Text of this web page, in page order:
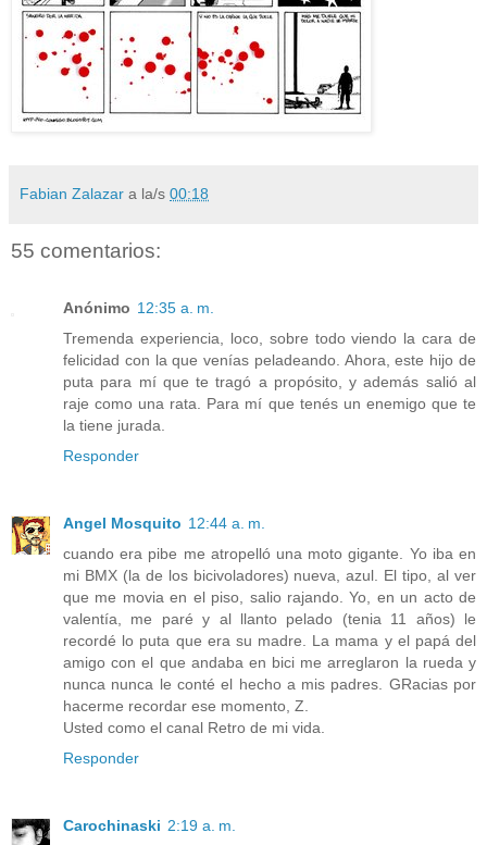
Fabian Zalazar a la/s 00:18
55 comentarios:
Anónimo 12:35 a. m.
Tremenda experiencia, loco, sobre todo viendo la cara de
felicidad con la que venías peladeando. Ahora, este hijo de
puta para mí que te tragó a propósito, y además salió al
raje como una rata. Para mí que tenés un enemigo que te
la tiene jurada.
Responder
Angel Mosquito 12:44 a. m.
cuando era pibe me atropelló una moto gigante. Yo iba en
mi BMX (la de los bicivoladores) nueva, azul. El tipo, al ver
que me movia en el piso, salio rajando. Yo, en un acto de
valentía, me paré y al llanto pelado (tenia 11 años) le
recordé lo puta que era su madre. La mama y el papá del
amigo con el que andaba en bici me arreglaron la rueda y
nunca nunca le conté el hecho a mis padres. GRacias por
hacerme recordar ese momento, Z.
Usted como el canal Retro de mi vida.
Responder
Carochinaski 2:19 a. m.